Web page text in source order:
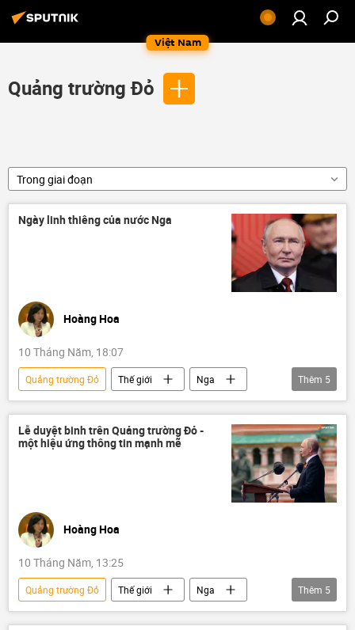
Việt Nam
Quảng trường Đỏ
Trong giai đoạn
Ngày linh thiêng của nước Nga
Hoàng Hoa
10 Tháng Năm, 18:07
Quảng trường Đỏ Thế giới
Nga
Vladimir Putin
Moskva
ngày kỷ niệm Chiến thắng
Quan điểm-Ý kiến
Tác giả
Thêm 5
Lễ duyệt binh trên Quảng trường Đỏ -
một hiệu ứng thông tin mạnh mẽ
Hoàng Hoa
10 Tháng Năm, 13:25
Quảng trường Đỏ Thế giới
Nga
Moskva
Vladimir Putin
NATO
Thêm 5